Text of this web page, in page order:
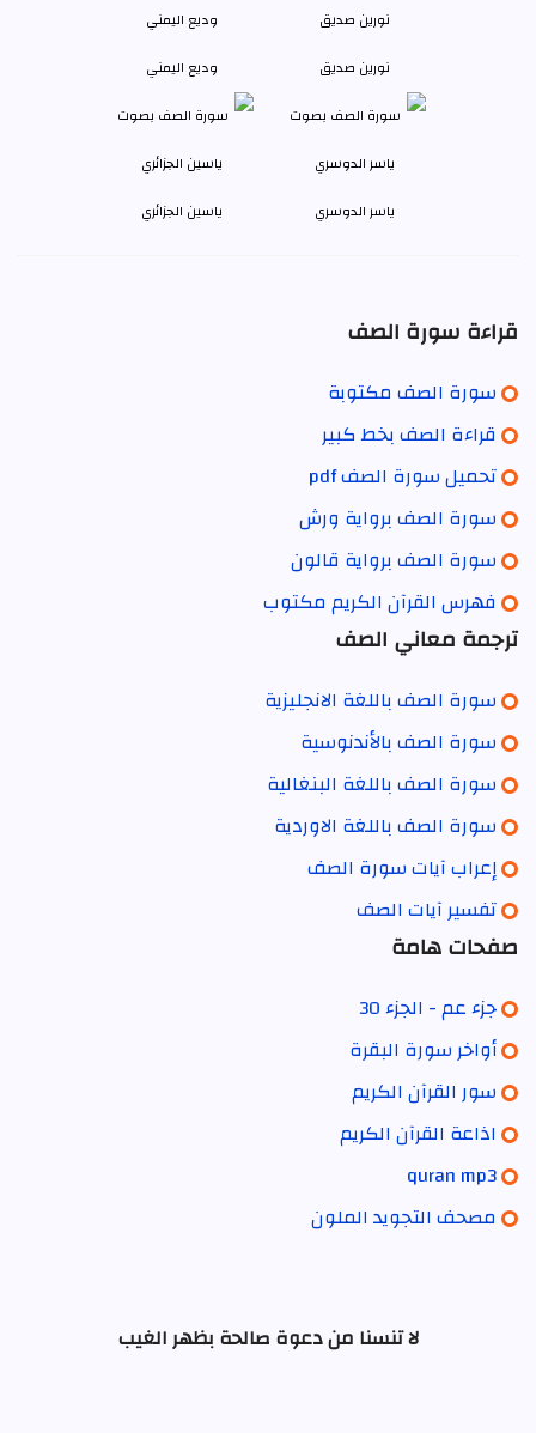
نورين صديق وديع اليمني
ياسر الدوسري ياسين الجزائري
قراءة سورة الصف
سورة الصف مكتوبة
قراءة الصف بخط كبير
تحميل سورة الصف pdf
سورة الصف برواية ورش
سورة الصف برواية قالون
فهرس القرآن الكريم مكتوب
ترجمة معاني الصف
سورة الصف باللغة الانجليزية
سورة الصف بالأندنوسية
سورة الصف باللغة البنغالية
سورة الصف باللغة الاوردية
إعراب آيات سورة الصف
تفسير آيات الصف
صفحات هامة
جزء عم - الجزء 30
أواخر سورة البقرة
سور القرآن الكريم
اذاعة القرآن الكريم
quran mp3
مصحف التجويد الملون
لا تنسنا من دعوة صالحة بظهر الغيب